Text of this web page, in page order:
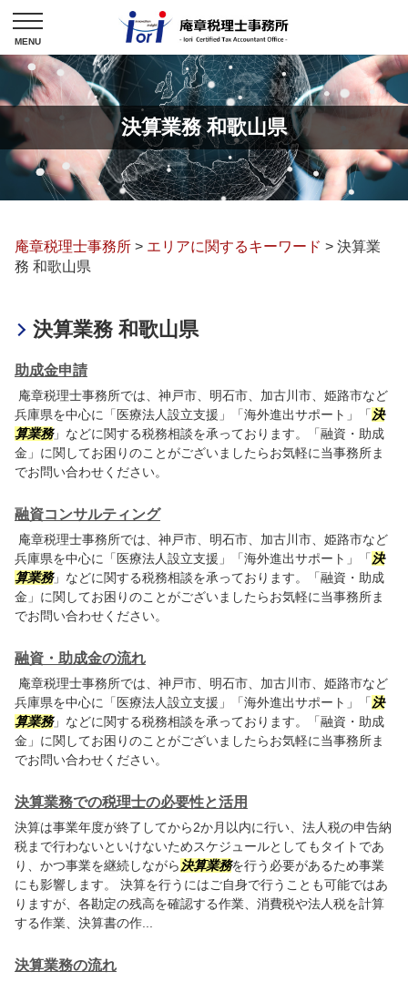
決算業務 和歌山県
庵章税理士事務所 > エリアに関するキーワード > 決算業
務 和歌山県
決算業務 和歌山県
助成金申請
庵章税理士事務所では、神戸市、明石市、加古川市、姫路市など
兵庫県を中心に「医療法人設立支援」「海外進出サポート」「 決
算業務」などに関する税務相談を承っております。「融資・助成
金」に関してお困りのことがございましたらお気軽に当事務所ま
でお問い合わせください。
融資コンサルティング
庵章税理士事務所では、神戸市、明石市、加古川市、姫路市など
兵庫県を中心に「医療法人設立支援」「海外進出サポート」「 決
算業務」などに関する税務相談を承っております。「融資・助成
金」に関してお困りのことがございましたらお気軽に当事務所ま
でお問い合わせください。
融資・助成金の流れ
庵章税理士事務所では、神戸市、明石市、加古川市、姫路市など
兵庫県を中心に「医療法人設立支援」「海外進出サポート」「 決
算業務」などに関する税務相談を承っております。「融資・助成
金」に関してお困りのことがございましたらお気軽に当事務所ま
でお問い合わせください。
決算業務での税理士の必要性と活用
決算は事業年度が終了してから2か月以内に行い、法人税の申告納
税まで行わないといけないためスケジュールとしてもタイトであ
り、かつ事業を継続しながら 決算業務を行う必要があるため事業
にも影響します。 決算を行うにはご自身で行うことも可能ではあ
りますが、各勘定の残高を確認する作業、消費税や法人税を計算
する作業、決算書の作...
決算業務の流れ